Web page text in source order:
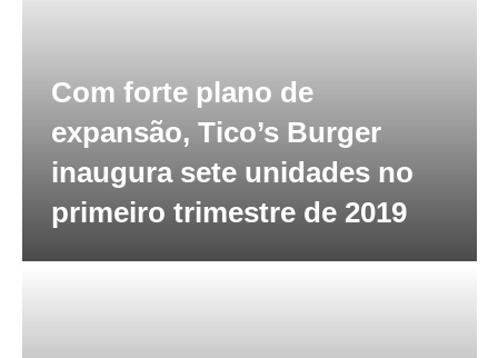
Com forte plano de
expansão, Tico’s Burger
inaugura sete unidades no
primeiro trimestre de 2019